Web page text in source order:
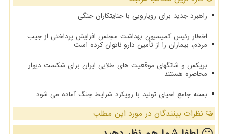
راهبرد جدید برای رویارویی با جنایتکاران جنگی
اخطار رئیس کمیسیون بهداشت مجلس افزایش پرداختی از جیب
مردم، بیماران را از تأمین دارو ناتوان کرده است
بریکس و شانگهای موقعیت های طلایی ایران برای شکست دیوار
محاصره هستند
بسته جامع احیای تولید با رویکرد شرایط جنگ آماده می شود
نظرات بینندگان در مورد این مطلب